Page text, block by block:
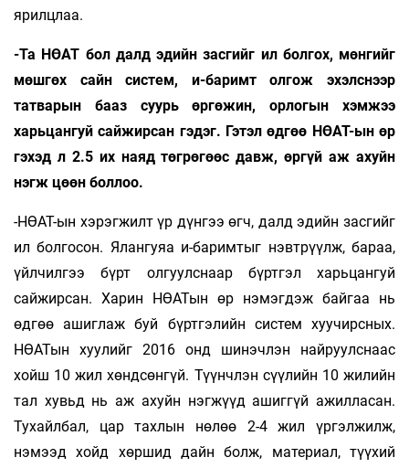
ярилцлаа.
-Та НӨАТ бол далд эдийн засгийг ил болгох, мөнгийг
мөшгөх сайн систем, и-баримт олгож эхэлснээр
татварын бааз суурь өргөжин, орлогын хэмжээ
харьцангуй сайжирсан гэдэг. Гэтэл өдгөө НӨАТ-ын өр
гэхэд л 2.5 их наяд төгрөгөөс давж, өргүй аж ахуйн
нэгж цөөн боллоо.
-НӨАТ-ын хэрэгжилт үр дүнгээ өгч, далд эдийн засгийг
ил болгосон. Ялангуяа и-баримтыг нэвтрүүлж, бараа,
үйлчилгээ бүрт олгуулснаар бүртгэл харьцангуй
сайжирсан. Харин НӨАТын өр нэмэгдэж байгаа нь
өдгөө ашиглаж буй бүртгэлийн систем хуучирсных.
НӨАТын хуулийг 2016 онд шинэчлэн найруулснаас
хойш 10 жил хөндсөнгүй. Түүнчлэн сүүлийн 10 жилийн
тал хувьд нь аж ахуйн нэгжүүд ашиггүй ажилласан.
Тухайлбал, цар тахлын нөлөө 2-4 жил үргэлжилж,
нэмээд хойд хөршид дайн болж, материал, түүхий